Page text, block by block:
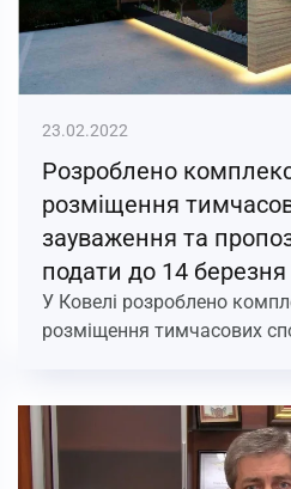
23.02.2022
Розроблено
розміщення
зауваження та
подати до 14 березня
У Ковелі розроблено
розміщення тимчасових